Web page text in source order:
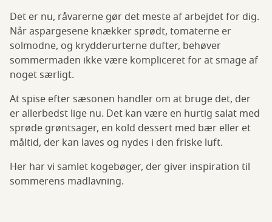
Det er nu, råvarerne gør det meste af arbejdet for dig.
Når aspargesene knækker sprødt, tomaterne er
solmodne, og krydderurterne dufter, behøver
sommermaden ikke være kompliceret for at smage af
noget særligt.
At spise efter sæsonen handler om at bruge det, der
er allerbedst lige nu. Det kan være en hurtig salat med
sprøde grøntsager, en kold dessert med bær eller et
måltid, der kan laves og nydes i den friske luft.
Her har vi samlet kogebøger, der giver inspiration til
sommerens madlavning.